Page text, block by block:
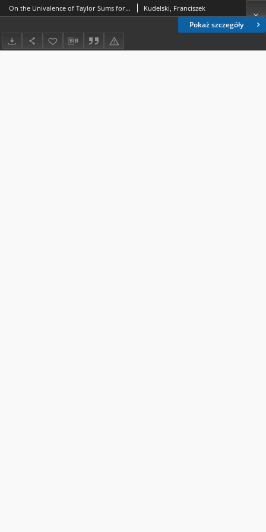
Pokaż szczegóły
On the Univalence of Taylor Sums for a Class of Univalent Functions Kudelski, Franciszek